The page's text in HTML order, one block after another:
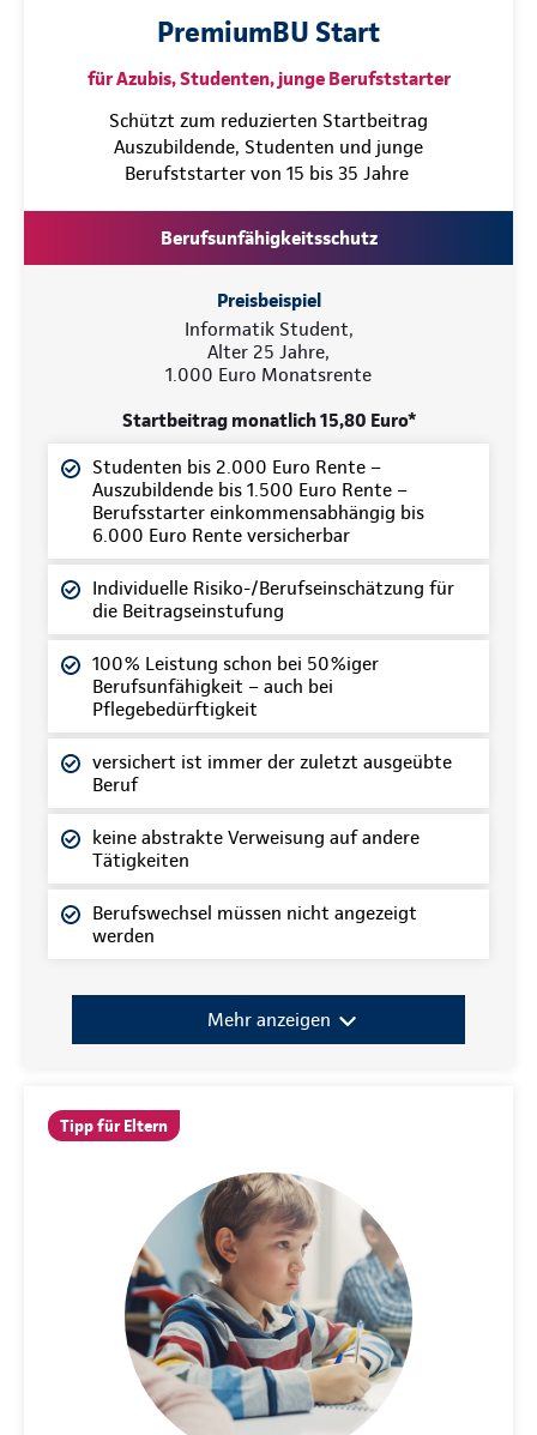
PremiumBU Start
für Azubis, Studenten, junge Berufststarter
Schützt zum reduzierten Startbeitrag
Auszubildende, Studenten und junge
Berufststarter von 15 bis 35 Jahre
Berufsunfähigkeitsschutz
Preisbeispiel
Informatik Student,
Alter 25 Jahre,
1.000 Euro Monatsrente
Startbeitrag monatlich 15,80 Euro*
Studenten bis 2.000 Euro Rente –
Auszubildende bis 1.500 Euro Rente –
Berufsstarter einkommensabhängig bis
6.000 Euro Rente versicherbar
Individuelle Risiko-/Berufseinschätzung für
die Beitragseinstufung
100% Leistung schon bei 50%iger
Berufsunfähigkeit – auch bei
Pflegebedürftigkeit
versichert ist immer der zuletzt ausgeübte
Beruf
keine abstrakte Verweisung auf andere
Tätigkeiten
Berufswechsel müssen nicht angezeigt
werden
Mehr anzeigen
Tipp für Eltern